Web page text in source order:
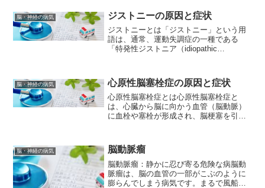
知症とは？レビー小体型...
脳・神経の病気 ジストニーの原因と症状
ジストニーとは「ジストニー」という用
語は、通常、運動失調症の一種である
「特発性ジストニア（idiopathic
が起こり、不随意な筋肉の痙攣や異常な
姿勢を引き起こ...
脳・神経の病気 心原性脳塞栓症の原因と症状
心原性脳塞栓症とは心原性脳塞栓症と
は、心臓から脳に向かう血管（脳動脈）
に血栓や塞栓が形成され、脳梗塞を引き
生じることがあります。これらの状態で
は、心臓から送り出される血...
脳・神経の病気 脳動脈瘤
脳動脈瘤：静かに忍び寄る危険な病脳動
脈瘤は、脳の血管の一部がこぶのように
膨らんでしまう病気です。まるで風船の